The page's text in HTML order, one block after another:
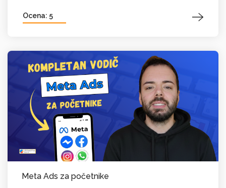
Ocena: 5
Meta Ads za početnike